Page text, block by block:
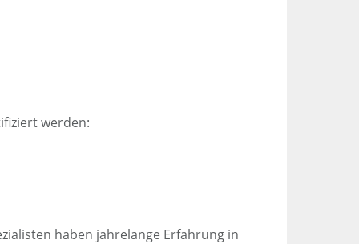
werden:
haben jahrelange Erfahrung in